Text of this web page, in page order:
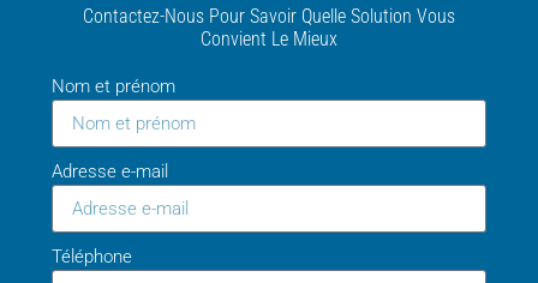
Contactez-Nous Pour Savoir Quelle Solution Vous
Convient Le Mieux
Nom et prénom
Adresse e-mail
Téléphone